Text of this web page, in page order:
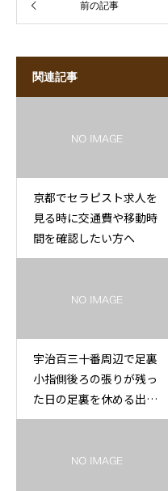
前の記事
関連記事
京都でセラピスト求人を
見る時に交通費や移動時
間を確認したい方へ
宇治百三十番周辺で足裏
小指側後ろの張りが残っ
た日の足裏を休める出張
もみほぐし